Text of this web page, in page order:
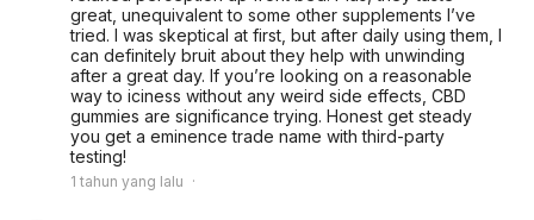
great, unequivalent to some other supplements I’ve
tried. I was skeptical at first, but after daily using them, I
can definitely bruit about they help with unwinding
after a great day. If you’re looking on a reasonable
way to iciness without any weird side effects, CBD
gummies are significance trying. Honest get steady
you get a eminence trade name with third-party
testing!
1 tahun yang lalu